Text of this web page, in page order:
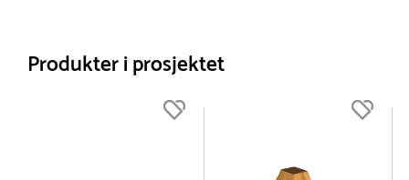
Produkter i prosjektet